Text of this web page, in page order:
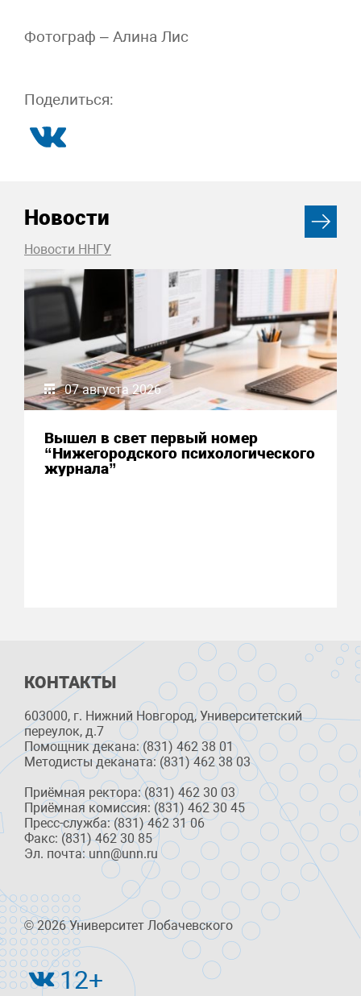
Фотограф – Алина Лис
Поделиться:
Новости
Новости ННГУ
07 августа 2026
Вышел в свет первый номер
“Нижегородского психологического
журнала”
КОНТАКТЫ
603000, г. Нижний Новгород, Университетский
переулок, д.7
Помощник декана: (831) 462 38 01
Методисты деканата: (831) 462 38 03
Приёмная ректора: (831) 462 30 03
Приёмная комиссия: (831) 462 30 45
Пресс-служба: (831) 462 31 06
Факс: (831) 462 30 85
Эл. почта: unn@unn.ru
© 2026 Университет Лобачевского
12+